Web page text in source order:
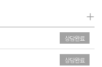
+
상담완료
상담완료